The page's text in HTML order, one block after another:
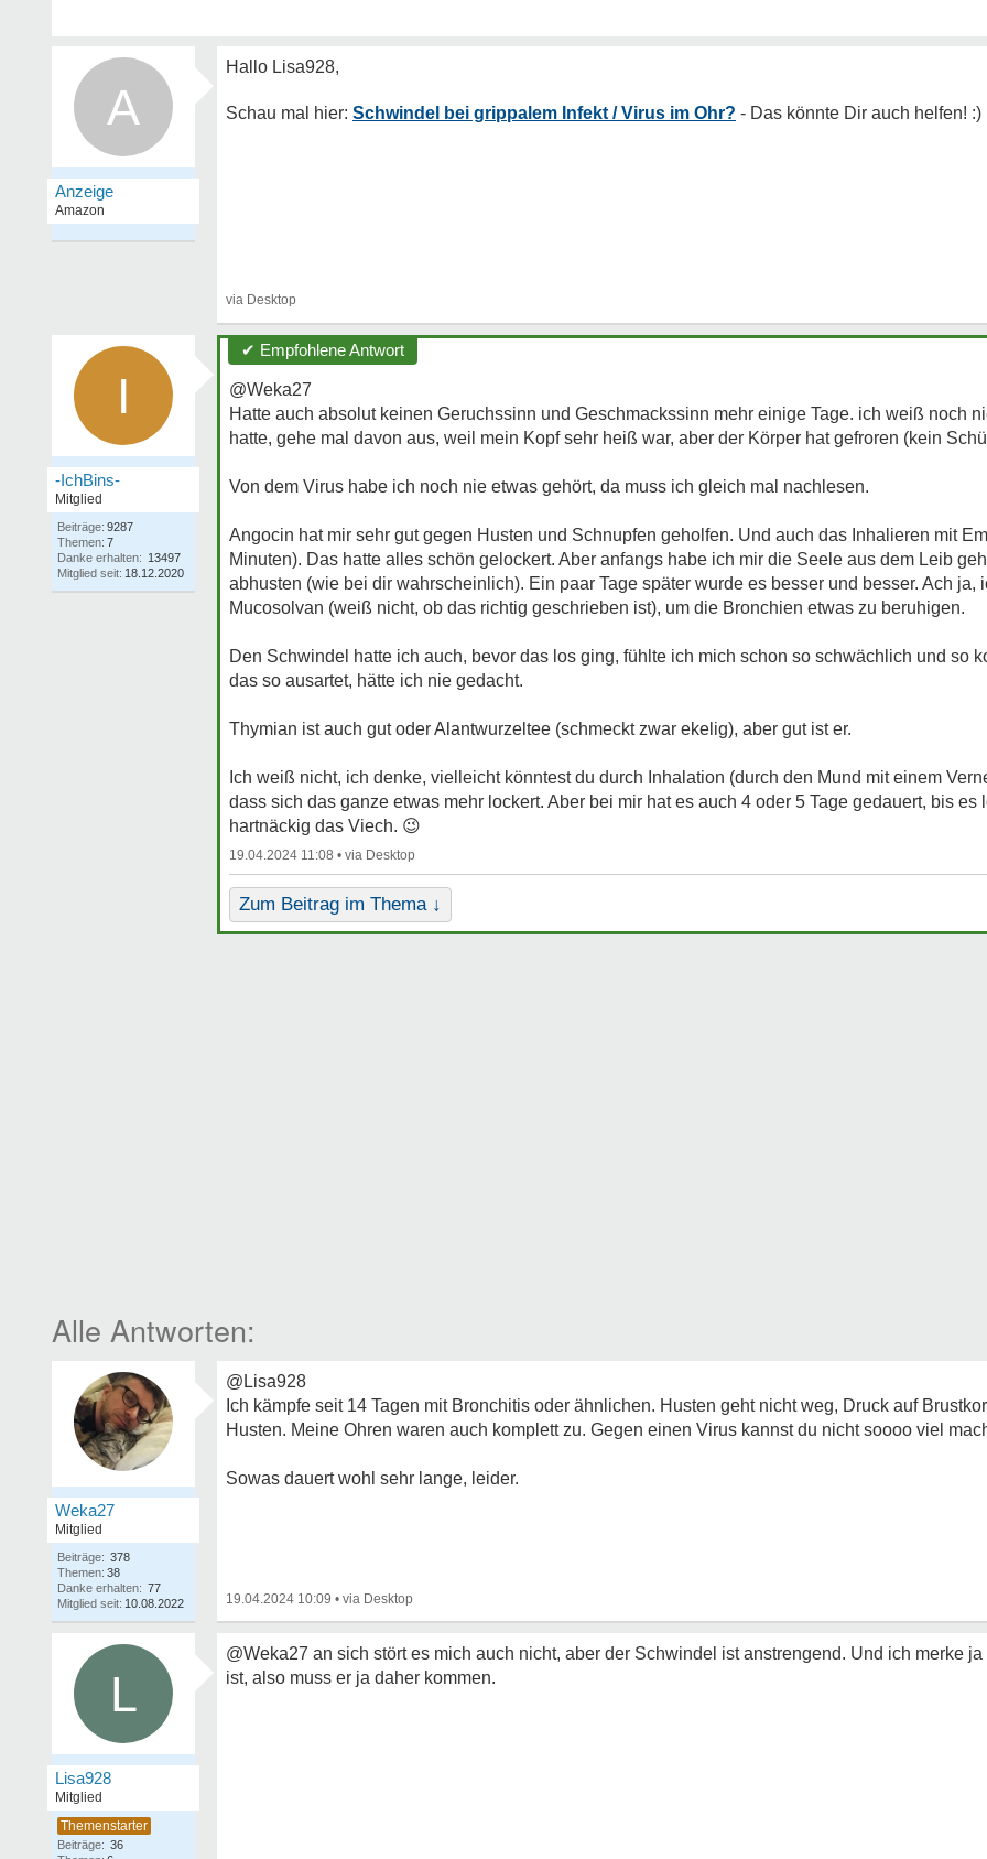
A Schwindel bei grippalem Infekt / Virus im Ohr?
I
-IchBins-
Mitglied
Beiträge: 9287
Themen: 7
Danke erhalten: 13497
Mitglied seit: 18.12.2020
✔ Empfohlene Antwort
@Weka27
Hatte auch absolut keinen Geruchssinn und Geschmackssinn mehr einige Tage. ich weiß noch
hatte, gehe mal davon aus, weil mein Kopf sehr heiß war, aber der Körper hat gefroren (kein
Von dem Virus habe ich noch nie etwas gehört, da muss ich gleich mal nachlesen.
Angocin hat mir sehr gut gegen Husten und Schnupfen geholfen. Und auch das Inhalieren mit
Minuten). Das hatte alles schön gelockert. Aber anfangs habe ich mir die Seele aus dem Leib
abhusten (wie bei dir wahrscheinlich). Ein paar Tage später wurde es besser und besser. Ach ja,
Mucosolvan (weiß nicht, ob das richtig geschrieben ist), um die Bronchien etwas zu beruhigen.
Den Schwindel hatte ich auch, bevor das los ging, fühlte ich mich schon so schwächlich und so
das so ausartet, hätte ich nie gedacht.
Thymian ist auch gut oder Alantwurzeltee (schmeckt zwar ekelig), aber gut ist er.
Ich weiß nicht, ich denke, vielleicht könntest du durch Inhalation (durch den Mund mit einem
dass sich das ganze etwas mehr lockert. Aber bei mir hat es auch 4 oder 5 Tage gedauert, bis es
hartnäckig das Viech. 😉
19.04.2024 11:08 •
Zum Beitrag im Thema ↓
Weka27
Mitglied
Beiträge: 378
Themen: 38
Danke erhalten: 77
Mitglied seit: 10.08.2022
@Lisa928
Ich kämpfe seit 14 Tagen mit Bronchitis oder ähnlichen. Husten geht nicht weg, Druck auf
Husten. Meine Ohren waren auch komplett zu. Gegen einen Virus kannst du nicht soooo viel
Sowas dauert wohl sehr lange, leider.
19.04.2024 10:09 •
L
Lisa928
Mitglied
Beiträge: 36
@Weka27 an sich stört es mich auch nicht, aber der Schwindel ist anstrengend. Und ich merke
ist, also muss er ja daher kommen.